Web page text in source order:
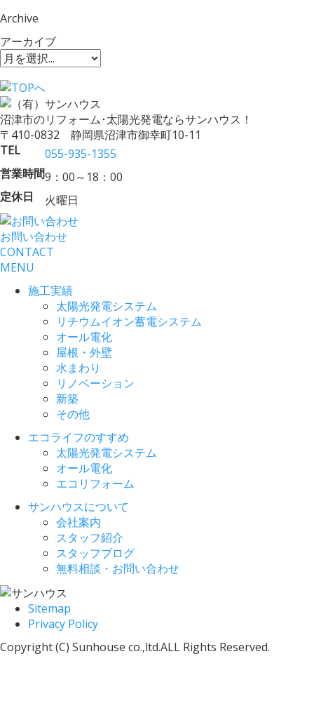
Archive
アーカイブ
沼津市のリフォーム･太陽光発電ならサンハウス！
〒410-0832 静岡県沼津市御幸町10-11
TEL
055-935-1355
営業時間9：00～18：00
定休日
火曜日
お問い合わせ
CONTACT
MENU
施工実績
太陽光発電システム
リチウムイオン蓄電システム
オール電化
屋根・外壁
水まわり
リノベーション
新築
その他
エコライフのすすめ
太陽光発電システム
オール電化
エコリフォーム
サンハウスについて
会社案内
スタッフ紹介
スタッフブログ
無料相談・お問い合わせ
Sitemap
Privacy Policy
Copyright (C) Sunhouse co.,ltd.ALL Rights Reserved.